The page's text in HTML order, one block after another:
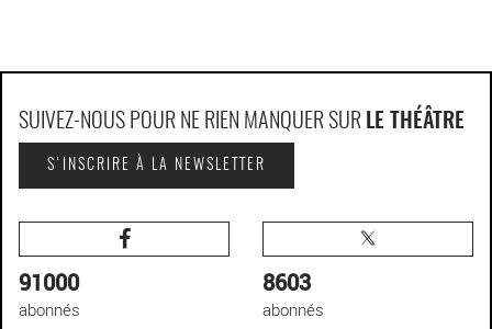
SUIVEZ-NOUS POUR NE RIEN MANQUER SUR LE THÉÂTRE
S'INSCRIRE À LA NEWSLETTER
91000
abonnés
8603
abonnés